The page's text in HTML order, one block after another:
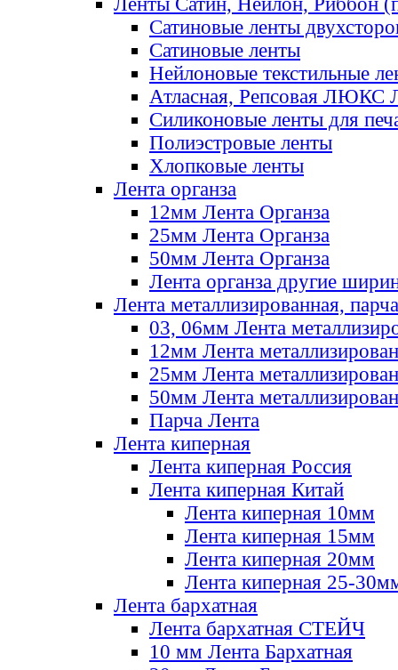
Сатиновые ленты
Сатиновые ленты
Нейлоновые текстильные
Атласная, Репсовая ЛЮКС
Силиконовые ленты для
Полиэстровые ленты
Хлопковые ленты
Лента органза
12мм Лента Органза
25мм Лента Органза
50мм Лента Органза
Лента органза другие
Лента металлизированная, парча
03, 06мм Лента
12мм Лента
25мм Лента
50мм Лента
Парча Лента
Лента киперная
Лента киперная Россия
Лента киперная Китай
Лента киперная 10мм
Лента киперная 15мм
Лента киперная 20мм
Лента киперная 25-
Лента бархатная
Лента бархатная СТЕЙЧ
10 мм Лента Бархатная